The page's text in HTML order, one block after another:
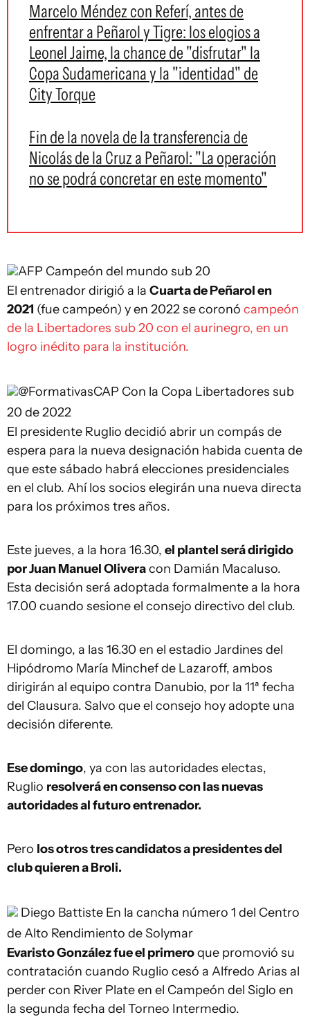
Marcelo Méndez con Referí, antes de
enfrentar a Peñarol y Tigre: los elogios a
Leonel Jaime, la chance de "disfrutar" la
Copa Sudamericana y la "identidad" de
City Torque
Fin de la novela de la transferencia de
Nicolás de la Cruz a Peñarol: "La operación
no se podrá concretar en este momento"
AFP Campeón del mundo sub 20
El entrenador dirigió a la Cuarta de Peñarol en
2021 (fue campeón) y en 2022 se coronó campeón
de la Libertadores sub 20 con el aurinegro, en un
logro inédito para la institución.
@FormativasCAP Con la Copa Libertadores sub
20 de 2022
El presidente Ruglio decidió abrir un compás de
espera para la nueva designación habida cuenta de
que este sábado habrá elecciones presidenciales
en el club. Ahí los socios elegirán una nueva directa
para los próximos tres años.
Este jueves, a la hora 16.30, el plantel será dirigido
por Juan Manuel Oliveracon Damián Macaluso.
Esta decisión será adoptada formalmente a la hora
17.00 cuando sesione el consejo directivo del club.
El domingo, a las 16.30 en el estadio Jardines del
Hipódromo María Minchef de Lazaroff, ambos
dirigirán al equipo contra Danubio, por la 11ª fecha
del Clausura. Salvo que el consejo hoy adopte una
decisión diferente.
Ese domingo, ya con las autoridades electas,
Ruglio resolverá en consenso con las nuevas
autoridades al futuro entrenador.
Pero los otros tres candidatos a presidentes del
club quieren a Broli.
Diego Battiste En la cancha número 1 del Centro
de Alto Rendimiento de Solymar
Evaristo González fue el primeroque promovió su
contratación cuando Ruglio cesó a Alfredo Arias al
perder con River Plate en el Campeón del Siglo en
la segunda fecha del Torneo Intermedio.